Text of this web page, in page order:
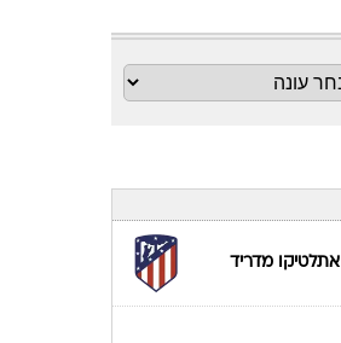
כתבו לנו
אתלטיקו מדריד